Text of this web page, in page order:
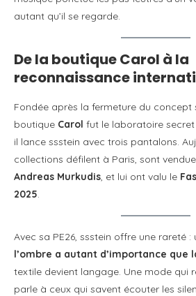
autant qu’il se regarde.
De la boutique Carol à la
reconnaissance
Fondée après la fermeture du concept
boutique Carol fut le laboratoire secret
il lance ssstein avec trois pantalons.
collections défilent à Paris, sont
Andreas Murkudis, et lui ont valu le
2025.
Avec sa PE26, ssstein offre une rareté :
l’ombre a autant d’importance que
textile devient langage. Une mode qui
parle à ceux qui savent écouter les